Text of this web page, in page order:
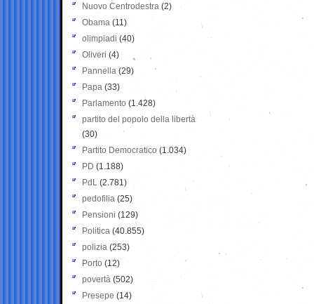
Nuovo Centrodestra (2)
Obama (11)
olimpiadi (40)
Oliveri (4)
Pannella (29)
Papa (33)
Parlamento (1.428)
partito del popolo della libertà
(30)
Partito Democratico (1.034)
PD (1.188)
PdL (2.781)
pedofilia (25)
Pensioni (129)
Politica (40.855)
polizia (253)
Porto (12)
povertà (502)
Presepe (14)